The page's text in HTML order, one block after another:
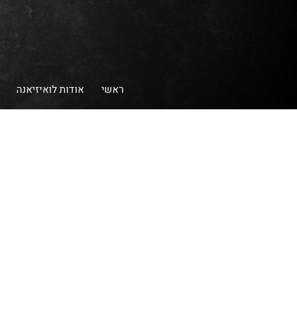
ראשי אודות לואיזיאנה